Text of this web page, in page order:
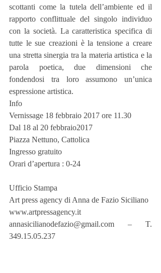
scottanti come la tutela dell’ambiente ed il
rapporto conflittuale del singolo individuo
con la società. La caratteristica specifica di
tutte le sue creazioni è la tensione a creare
una stretta sinergia tra la materia artistica e la
parola poetica, due dimensioni che
fondendosi tra loro assumono un’unica
espressione artistica.
Info
Vernissage 18 febbraio 2017 ore 11.30
Dal 18 al 20 febbraio2017
Piazza Nettuno, Cattolica
Ingresso gratuito
Orari d’apertura : 0-24
Ufficio Stampa
Art press agency di Anna de Fazio Siciliano
www.artpressagency.it
annasicilianodefazio@gmail.com – T.
349.15.05.237